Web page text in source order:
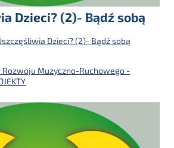
Dzieci? (2)- Bądź sobą
Dzieci? (2)- Bądź sobą
Rozwoju Muzyczno-Ruchowego -